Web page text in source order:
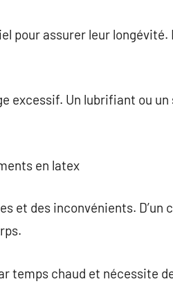
pour assurer leur longévité.
excessif. Un lubrifiant ou
en latex
et des inconvénients. D’un
temps chaud et nécessite